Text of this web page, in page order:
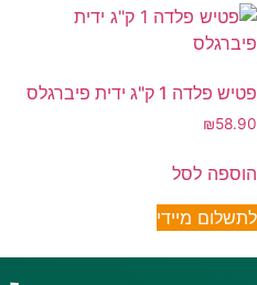
פטיש פלדה 1 ק"ג ידית פיברגלס
₪58.90
הוספה לסל
לתשלום מיידי